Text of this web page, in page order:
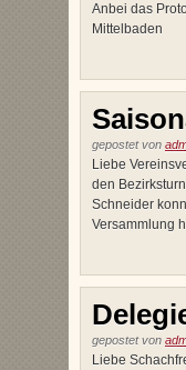
Anbei das
Mittelbaden
gepostet von
Liebe
den
Schneider
Versammlung
gepostet von
Liebe